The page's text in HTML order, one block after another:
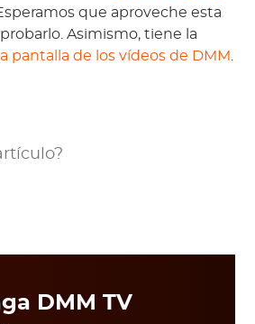
Esperamos que aproveche esta
Asimismo, tiene la
pantalla de los vídeos de DMM
DMM TV